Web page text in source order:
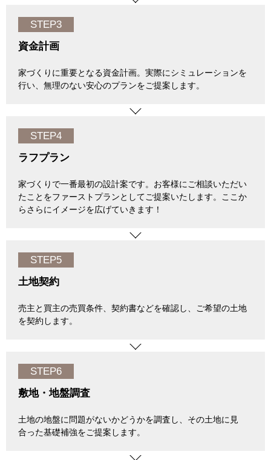
STEP3
資金計画
家づくりに重要となる資金計画。実際にシミュレーションを
行い、無理のない安心のプランをご提案します。
STEP4
ラフプラン
家づくりで一番最初の設計案です。お客様にご相談いただい
たことをファーストプランとしてご提案いたします。ここか
らさらにイメージを広げていきます！
STEP5
土地契約
売主と買主の売買条件、契約書などを確認し、ご希望の土地
を契約します。
STEP6
敷地・地盤調査
土地の地盤に問題がないかどうかを調査し、その土地に見
合った基礎補強をご提案します。